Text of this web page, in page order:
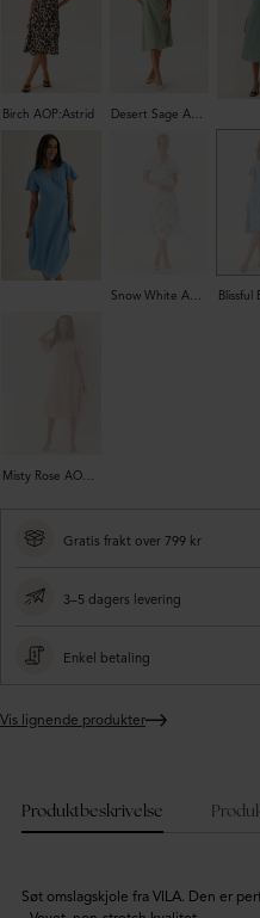
Snow White AOP:FIR
Birch AOP:Astrid
Blissful
Desert Sage AOP:Flower
Misty Rose AOP:FLOWER
Gratis frakt over 799 kr
3–5 dagers levering
Enkel betaling
Vis lignende produkter
handlekurven
Produktbeskrivelse
Søt omslagskjole fra VILA. Den er